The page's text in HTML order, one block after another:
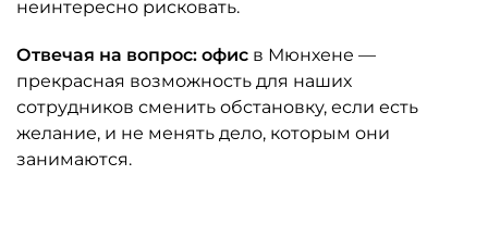
неинтересно рисковать.
Отвечая на вопрос: офис в Мюнхене —
прекрасная возможность для наших
сотрудников сменить обстановку, если есть
желание, и не менять дело, которым они
занимаются.